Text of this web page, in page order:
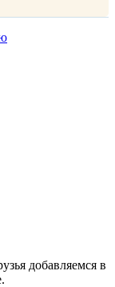
добавляемся в